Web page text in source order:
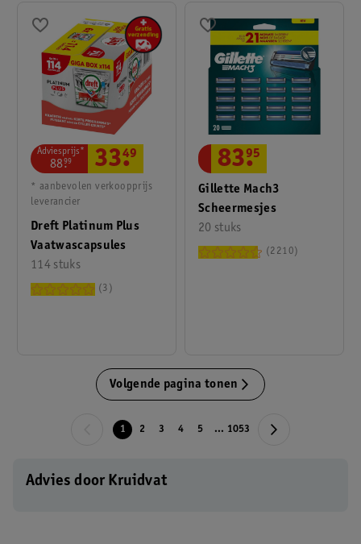
Dreft Platinum Plus
Vaatwascapsules
114 stuks
Adviesprijs*
88.
99 33.
49
* aanbevolen verkoopprijs
leverancier
3
Gillette Mach3
Scheermesjes
20 stuks
83.
95
2210
Volgende pagina tonen
1 2 3 4 5 ... 1053
Advies door Kruidvat